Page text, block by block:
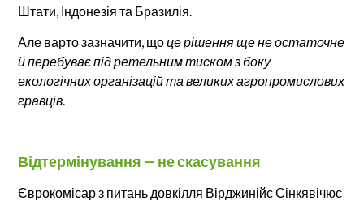
Штати, Індонезія та Бразилія.
Але варто зазначити, щоце рішення ще не остаточне
й перебуває під ретельним тиском з боку
екологічних організацій та великих агропромислових
гравців.
Відтермінування — не скасування
Єврокомісар з питань довкілля Вірджинійс Сінкявічюс